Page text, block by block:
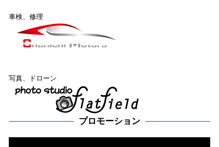
車検、修理
写真、ドローン
プロモーション